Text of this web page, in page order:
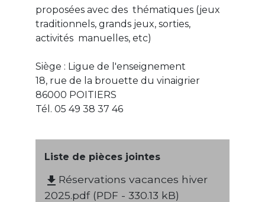
proposées avec des thématiques (jeux
traditionnels, grands jeux, sorties,
activités manuelles, etc)
Siège : Ligue de l'enseignement
18, rue de la brouette du vinaigrier
86000 POITIERS
Tél. 05 49 38 37 46
Liste de pièces jointes
file_download Réservations vacances hiver
2025.pdf (PDF - 330.13 kB)